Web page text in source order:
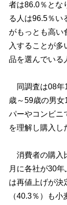
者は86.0％とな
る人は96.5％い
がもっとも高い
入することが
品を選んでいる
同調査は08年
歳～59歳の男
パーやコンビニ
を理解し購入し
消費者の購入
月に各社が30
は再値上げが決
（40.3％）も